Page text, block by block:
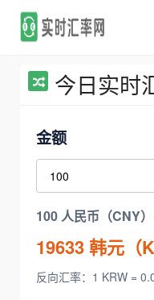
今日实时
金额
100 人民币（CNY
19633韩元（
反向汇率：1 KRW =